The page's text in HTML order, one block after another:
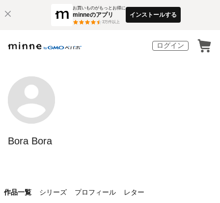
お買いものがもっとお得に
minneのアプリ
3万件以上
インストールする
ログイン
Bora Bora
作品一覧 シリーズ プロフィール レター